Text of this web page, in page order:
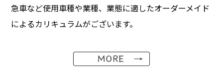
急車など使用車種や業種、業態に適したオーダーメイド
によるカリキュラムがございます。